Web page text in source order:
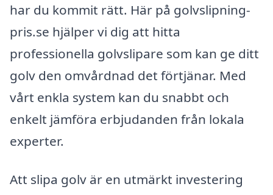
har du kommit rätt. Här på golvslipning-
pris.se hjälper vi dig att hitta
professionella golvslipare som kan ge ditt
golv den omvårdnad det förtjänar. Med
vårt enkla system kan du snabbt och
enkelt jämföra erbjudanden från lokala
experter.
Att slipa golv är en utmärkt investering